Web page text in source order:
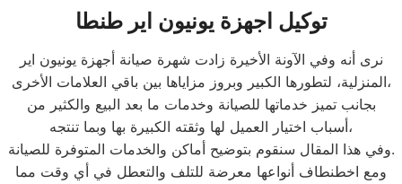
توكيل اجهزة يونيون اير طنطا
نرى أنه وفي الآونة الأخيرة زادت شهرة صيانة أجهزة يونيون اير
المنزلية، لتطورها الكبير وبروز مزاياها بين باقي العلامات الأخرى،
بجانب تميز خدماتها للصيانة وخدمات ما بعد البيع والكثير من
أسباب اختيار العميل لها وثقته الكبيرة بها وبما تنتجه،
وفي هذا المقال سنقوم بتوضيح أماكن والخدمات المتوفرة للصيانة.
ومع اخطنطاف أنواعها معرضة للتلف والتعطل في أي وقت مما